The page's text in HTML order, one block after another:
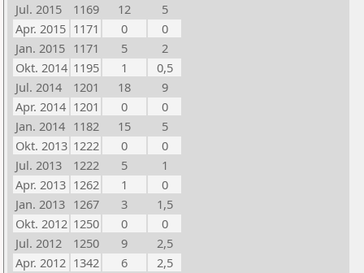
Jul. 2015
1169 12
5
Apr. 2015 1171 0
0
Jan. 2015 1171 5
2
Okt. 2014 1195 1
0,5
Jul. 2014
1201 18
9
Apr. 2014 1201 0
0
Jan. 2014 1182 15
5
Okt. 2013 1222 0
0
Jul. 2013
1222 5
1
Apr. 2013 1262 1
0
Jan. 2013 1267 3
1,5
Okt. 2012 1250 0
0
Jul. 2012
1250 9
2,5
Apr. 2012 1342 6
2,5